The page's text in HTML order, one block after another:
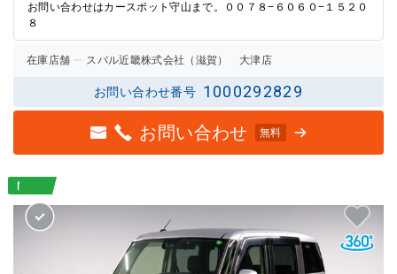
お問い合わせはカースポット守山まで。００７８−６０６０−１５２０
８
在庫店舗 スバル近畿株式会社（滋賀） 大津店
お問い合わせ番号 1000292829
お問い合わせ 無料